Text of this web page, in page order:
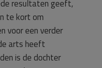
resultaten geeft,
te kort om
voor een verder
arts heeft
is de dochter